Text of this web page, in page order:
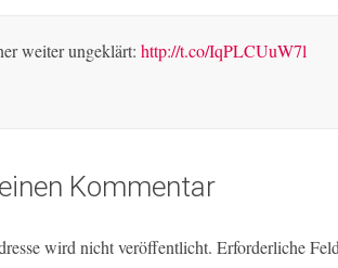
weiter ungeklärt: http://t.co/IqPLCUuW7l
Kommentar
wird nicht veröffentlicht. Erforderliche